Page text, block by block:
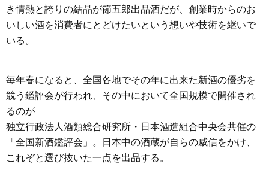
き情熱と誇りの結晶が節五郎出品酒だが、創業時からのお
いしい酒を消費者にとどけたいという想いや技術を継いで
いる。
毎年春になると、全国各地でその年に出来た新酒の優劣を
競う鑑評会が行われ、その中において全国規模で開催され
るのが
独立行政法人酒類総合研究所・日本酒造組合中央会共催の
「全国新酒鑑評会」。日本中の酒蔵が自らの威信をかけ、
これぞと選び抜いた一点を出品する。